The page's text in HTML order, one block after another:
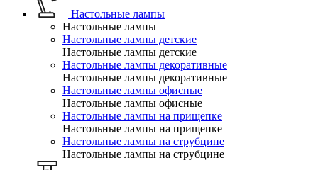
Настольные лампы
Настольные лампы
Настольные лампы детские
Настольные лампы детские
Настольные лампы декоративные
Настольные лампы декоративные
Настольные лампы офисные
Настольные лампы офисные
Настольные лампы на прищепке
Настольные лампы на прищепке
Настольные лампы на струбцине
Настольные лампы на струбцине